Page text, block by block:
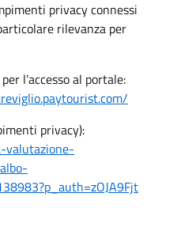
privacy connessi
rilevanza per
l’accesso al portale:
privacy):
valutazione-